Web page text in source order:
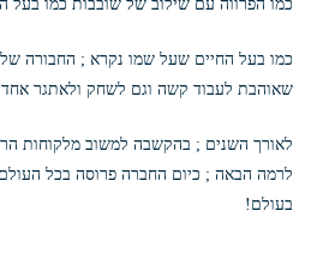
כמו הפרווה עם שילוב של שובבות כמו בעל
שאוהבת לעבוד קשה וגם לשחק ולאתגר אחד
לאורך השנים ; בהקשבה למשוב מלקוחות
לרמה הבאה ; כיום החברה פרוסה בכל
בעולם!